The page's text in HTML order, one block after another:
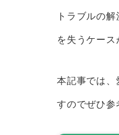
愛川
メ
トラブルの
を失うケース
本記事では、
すのでぜひ参